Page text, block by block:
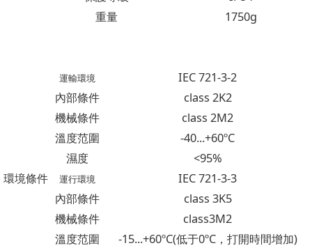
重量
1750g
環境條件
運輸環境
IEC 721-3-2
內部條件
class 2K2
機械條件
class 2M2
溫度范圍
-40...+60ºC
濕度
<95%
運行環境
IEC 721-3-3
內部條件
class 3K5
機械條件
class3M2
溫度范圍
-15...+60ºC(低于0ºC，打開時間增加)